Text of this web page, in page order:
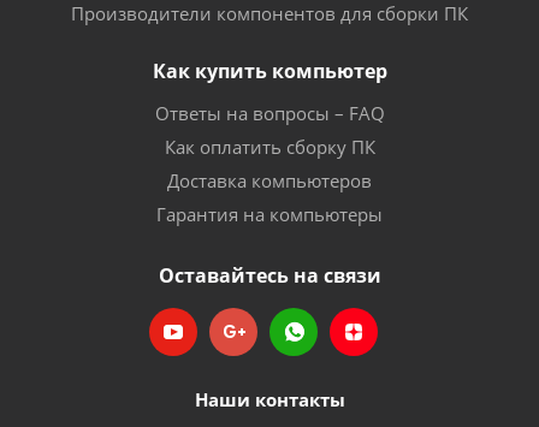
Производители компонентов для сборки ПК
Как купить компьютер
Ответы на вопросы – FAQ
Как оплатить сборку ПК
Доставка компьютеров
Гарантия на компьютеры
Оставайтесь на связи
Наши контакты